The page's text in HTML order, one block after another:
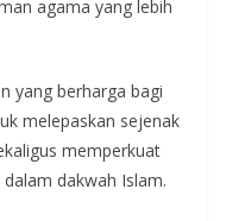
agama yang lebih
yang berharga bagi
melepaskan sejenak
memperkuat
dakwah Islam.